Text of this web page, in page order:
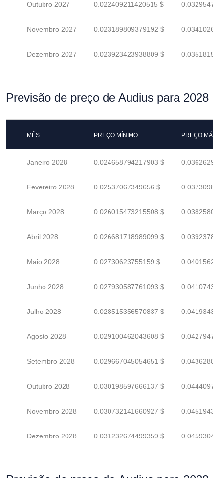
Outubro 2027 0.022409211420515 $
Novembro 2027 0.023189809379192 $
Dezembro 2027 0.023923423938809 $
Previsão de preço de Audius para 2028
MÊS PREÇO MÍNIMO PREÇO
Janeiro 2028 0.024658794217903 $
Fevereiro 2028 0.02537067349656 $
Março 2028 0.026015473215508 $
Abril 2028 0.026681718989099 $
Maio 2028 0.02730623755159 $
Junho 2028 0.027930587761093 $
Julho 2028 0.028515356570837 $
Agosto 2028 0.029100462043608 $
Setembro 2028 0.029667045054651 $
Outubro 2028 0.030198597666137 $
Novembro 2028 0.030732141660927 $
Dezembro 2028 0.031232674499359 $